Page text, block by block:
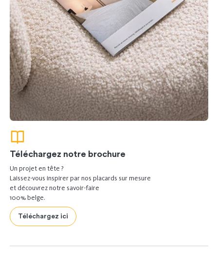
Téléchargez notre brochure
Un projet en tête ?
Laissez-vous inspirer par nos placards sur mesure
et découvrez notre savoir-faire
100% belge.
Téléchargez ici